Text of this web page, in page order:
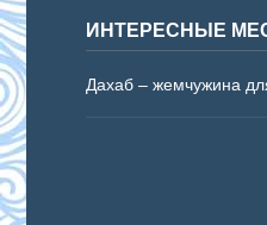
ИНТЕРЕСНЫЕ
Дахаб – жемчужина